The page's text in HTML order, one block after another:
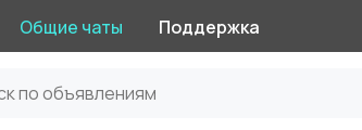
Общие чаты Поддержка